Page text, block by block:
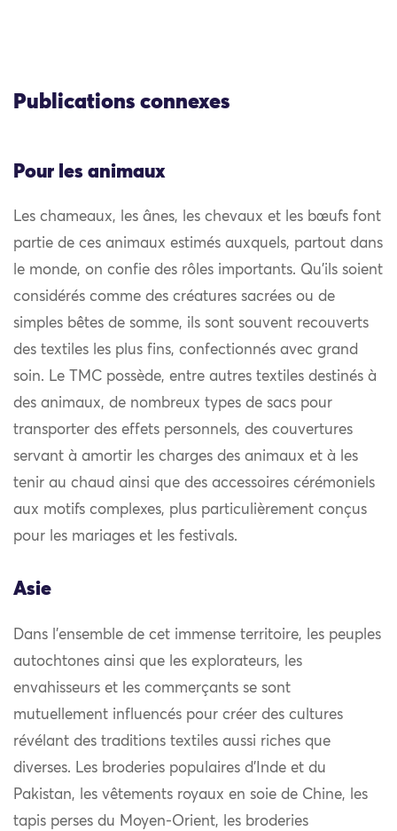
Publications connexes
Pour les animaux
Les chameaux, les ânes, les chevaux et les bœufs font
partie de ces animaux estimés auxquels, partout dans
le monde, on confie des rôles importants. Qu’ils soient
considérés comme des créatures sacrées ou de
simples bêtes de somme, ils sont souvent recouverts
des textiles les plus fins, confectionnés avec grand
soin. Le TMC possède, entre autres textiles destinés à
des animaux, de nombreux types de sacs pour
transporter des effets personnels, des couvertures
servant à amortir les charges des animaux et à les
tenir au chaud ainsi que des accessoires cérémoniels
aux motifs complexes, plus particulièrement conçus
pour les mariages et les festivals.
Asie
Dans l’ensemble de cet immense territoire, les peuples
autochtones ainsi que les explorateurs, les
envahisseurs et les commerçants se sont
mutuellement influencés pour créer des cultures
révélant des traditions textiles aussi riches que
diverses. Les broderies populaires d’Inde et du
Pakistan, les vêtements royaux en soie de Chine, les
tapis perses du Moyen-Orient, les broderies